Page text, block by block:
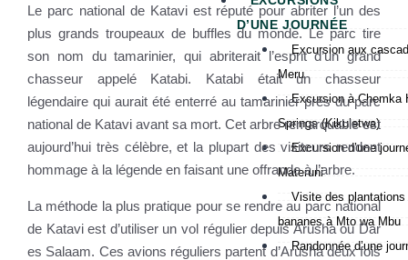
D’UNE JOURNÉE
Excursion aux
Meru
Excursion à Chemka
Springs (Kikuletwa)
Excursion d’une
Materuni
Visite des plantations
bananes à Mto wa Mbu
Randonnée d’une
Le parc national de Katavi est réputé pour abriter l’un des
plus grands troupeaux de buffles du monde. Le parc tire
son nom du tamarinier, qui abriterait l’esprit d’un grand
chasseur appelé Katabi. Katabi était un chasseur
légendaire qui aurait été enterré au tamarinier près du parc
national de Katavi avant sa mort. Cet arbre remarquable est
aujourd’hui très célèbre, et la plupart des visiteurs rendent
hommage à la légende en faisant une offrande à l’arbre.
La méthode la plus pratique pour se rendre au parc national
de Katavi est d’utiliser un vol régulier depuis Arusha ou Dar
es Salaam. Ces avions réguliers partent d’Arusha deux fois